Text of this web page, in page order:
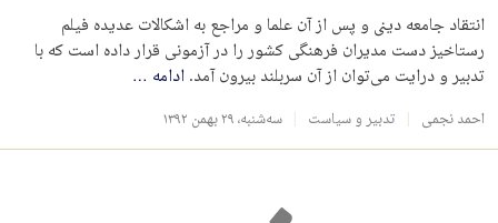
انتقاد جامعه دینی و پس از آن علما و مراجع به اشکالات عدیده فیلم
رستاخیز دست مدیران فرهنگی کشور را در آزمونی قرار داده است که با
تدبیر و درایت می‌توان از آن سربلند بیرون آمد.ادامه …
احمد نجمی تدبیر و سیاست سه‌شنبه، ۲۹ بهمن ۱۳۹۲